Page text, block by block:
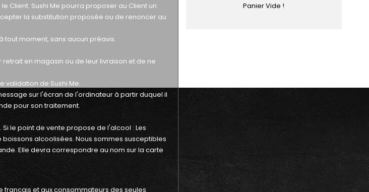
Client. Sushi Me pourra proposer au Client un
la substitution proposée ou de renoncer au
tout moment, sans aucun préavis.
en magasin ou de leur livraison et de ne
validation de Sushi Me.
sur l'écran de l'ordinateur à partir duquel il
pour son traitement.
le point de vente propose de l'alcool : Les
alcoolisées. Nous sommes susceptibles
Elle devra correspondre au nom sur la carte
français et aux consommateurs des seules
Panier Vide !